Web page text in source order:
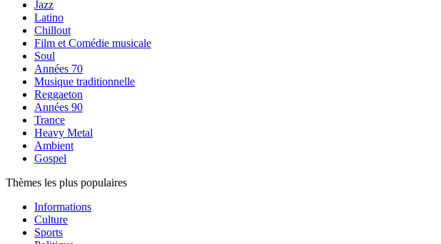
Jazz
Latino
Chillout
Film et Comédie musicale
Soul
Années 70
Musique traditionnelle
Reggaeton
Années 90
Trance
Heavy Metal
Ambient
Gospel
Thèmes les plus populaires
Informations
Culture
Sports